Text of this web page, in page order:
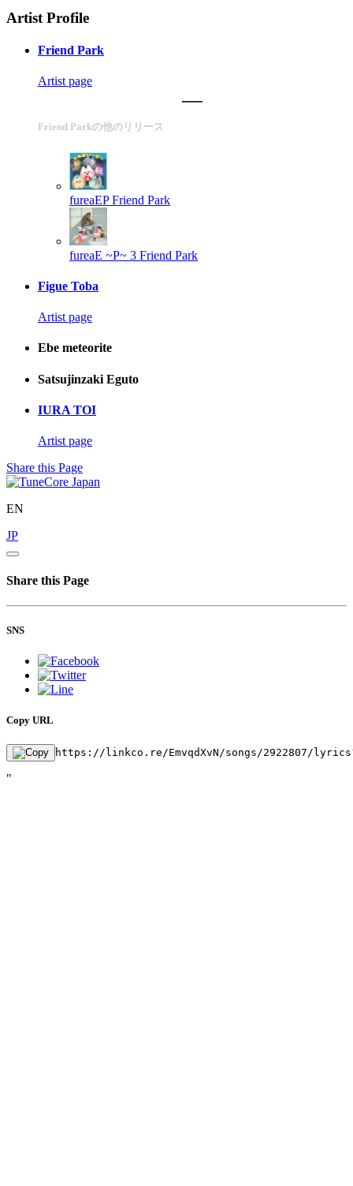
Artist Profile
Friend Park
Artist page
Friend Parkの他のリリース
fureaEP Friend Park
fureaE ~P~ 3 Friend Park
Figue Toba
Artist page
Ebe meteorite
Satsujinzaki Eguto
IURA TOI
Artist page
Share this Page
EN
JP
Share this Page
SNS
Copy URL
https://linkco.re/EmvqdXvN/songs/2922807/
"